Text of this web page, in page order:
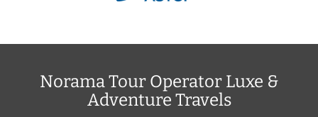
Norama Tour Operator Luxe &
Adventure Travels